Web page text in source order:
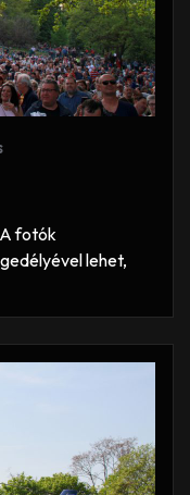
fotók
lehet,